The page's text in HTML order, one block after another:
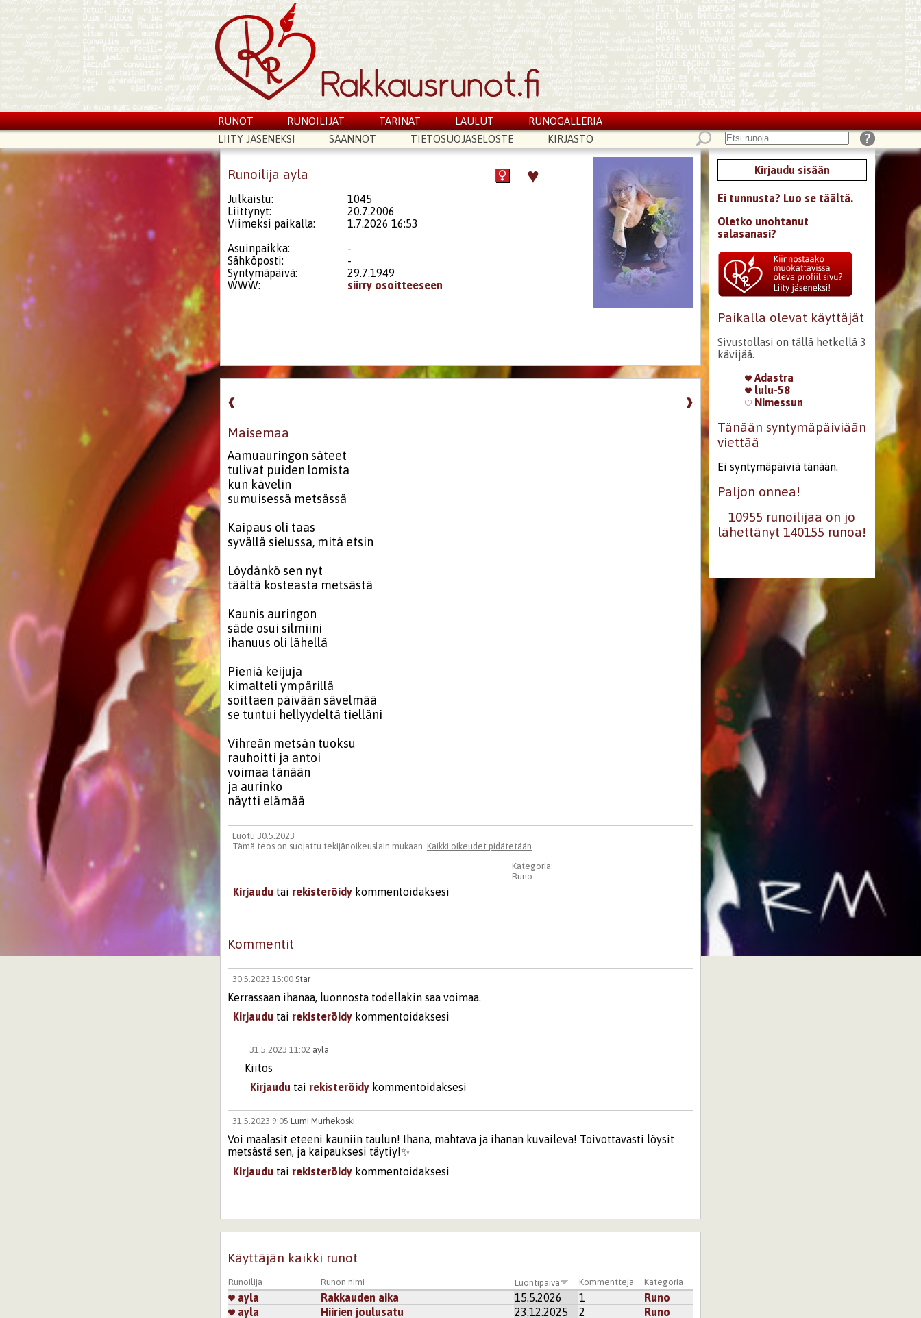
RUNOT RUNOILIJAT TARINAT LAULUT
RUNOGALLERIA
LIITY JÄSENEKSI
SÄÄNNÖT TIETOSUOJASELOSTE KIRJASTO
Runoilija ayla ♥
Julkaistu:
1045
Liittynyt:
20.7.2006
Viimeksi paikalla:
1.7.2026 16:53
Asuinpaikka:
-
Sähköposti:
-
Syntymäpäivä:
29.7.1949
WWW:
siirry osoitteeseen
❱
❰
Maisemaa
Aamuauringon säteet
tulivat puiden lomista
kun kävelin
sumuisessä metsässä
Kaipaus oli taas
syvällä sielussa, mitä etsin
Löydänkö sen nyt
täältä kosteasta metsästä
Kaunis auringon
säde osui silmiini
ihanuus oli lähellä
Pieniä keijuja
kimalteli ympärillä
soittaen päivään sävelmää
se tuntui hellyydeltä tielläni
Vihreän metsän tuoksu
rauhoitti ja antoi
voimaa tänään
ja aurinko
näytti elämää
Luotu 30.5.2023
Tämä teos on suojattu tekijänoikeuslain mukaan. Kaikki oikeudet pidätetään.
Kategoria:
Runo
Kirjaudu tai rekisteröidy kommentoidaksesi
Kommentit
30.5.2023 15:00 Star
Kerrassaan ihanaa, luonnosta todellakin saa voimaa.
Kirjaudu tai rekisteröidy kommentoidaksesi
31.5.2023 11:02 ayla
Kiitos
Kirjaudu tai rekisteröidy kommentoidaksesi
31.5.2023 9:05 Lumi Murhekoski
Voi maalasit eteeni kauniin taulun! Ihana, mahtava ja ihanan kuvaileva! Toivottavasti löysit
metsästä sen, ja kaipauksesi täytiy!✨
Kirjaudu tai rekisteröidy kommentoidaksesi
Kiitos
Sivut
Käyttäjän kaikki runot
Runoilija Runon nimi Luontipäivä Kommentteja Kategoria
ayla Rakkauden aika 15.5.2026 1
Runo
ayla
Hiirien joulusatu 23.12.2025 2
Runo
Kirjaudu sisään
Ei tunnusta? Luo se täältä.
Oletko unohtanut
salasanasi?
Paikalla olevat käyttäjät
Sivustollasi on tällä hetkellä 3
kävijää.
Adastra
lulu-58
Nimessun
Tänään syntymäpäiviään
viettää
Ei syntymäpäiviä tänään.
Paljon onnea!
10955 runoilijaa on jo
lähettänyt 140155 runoa!